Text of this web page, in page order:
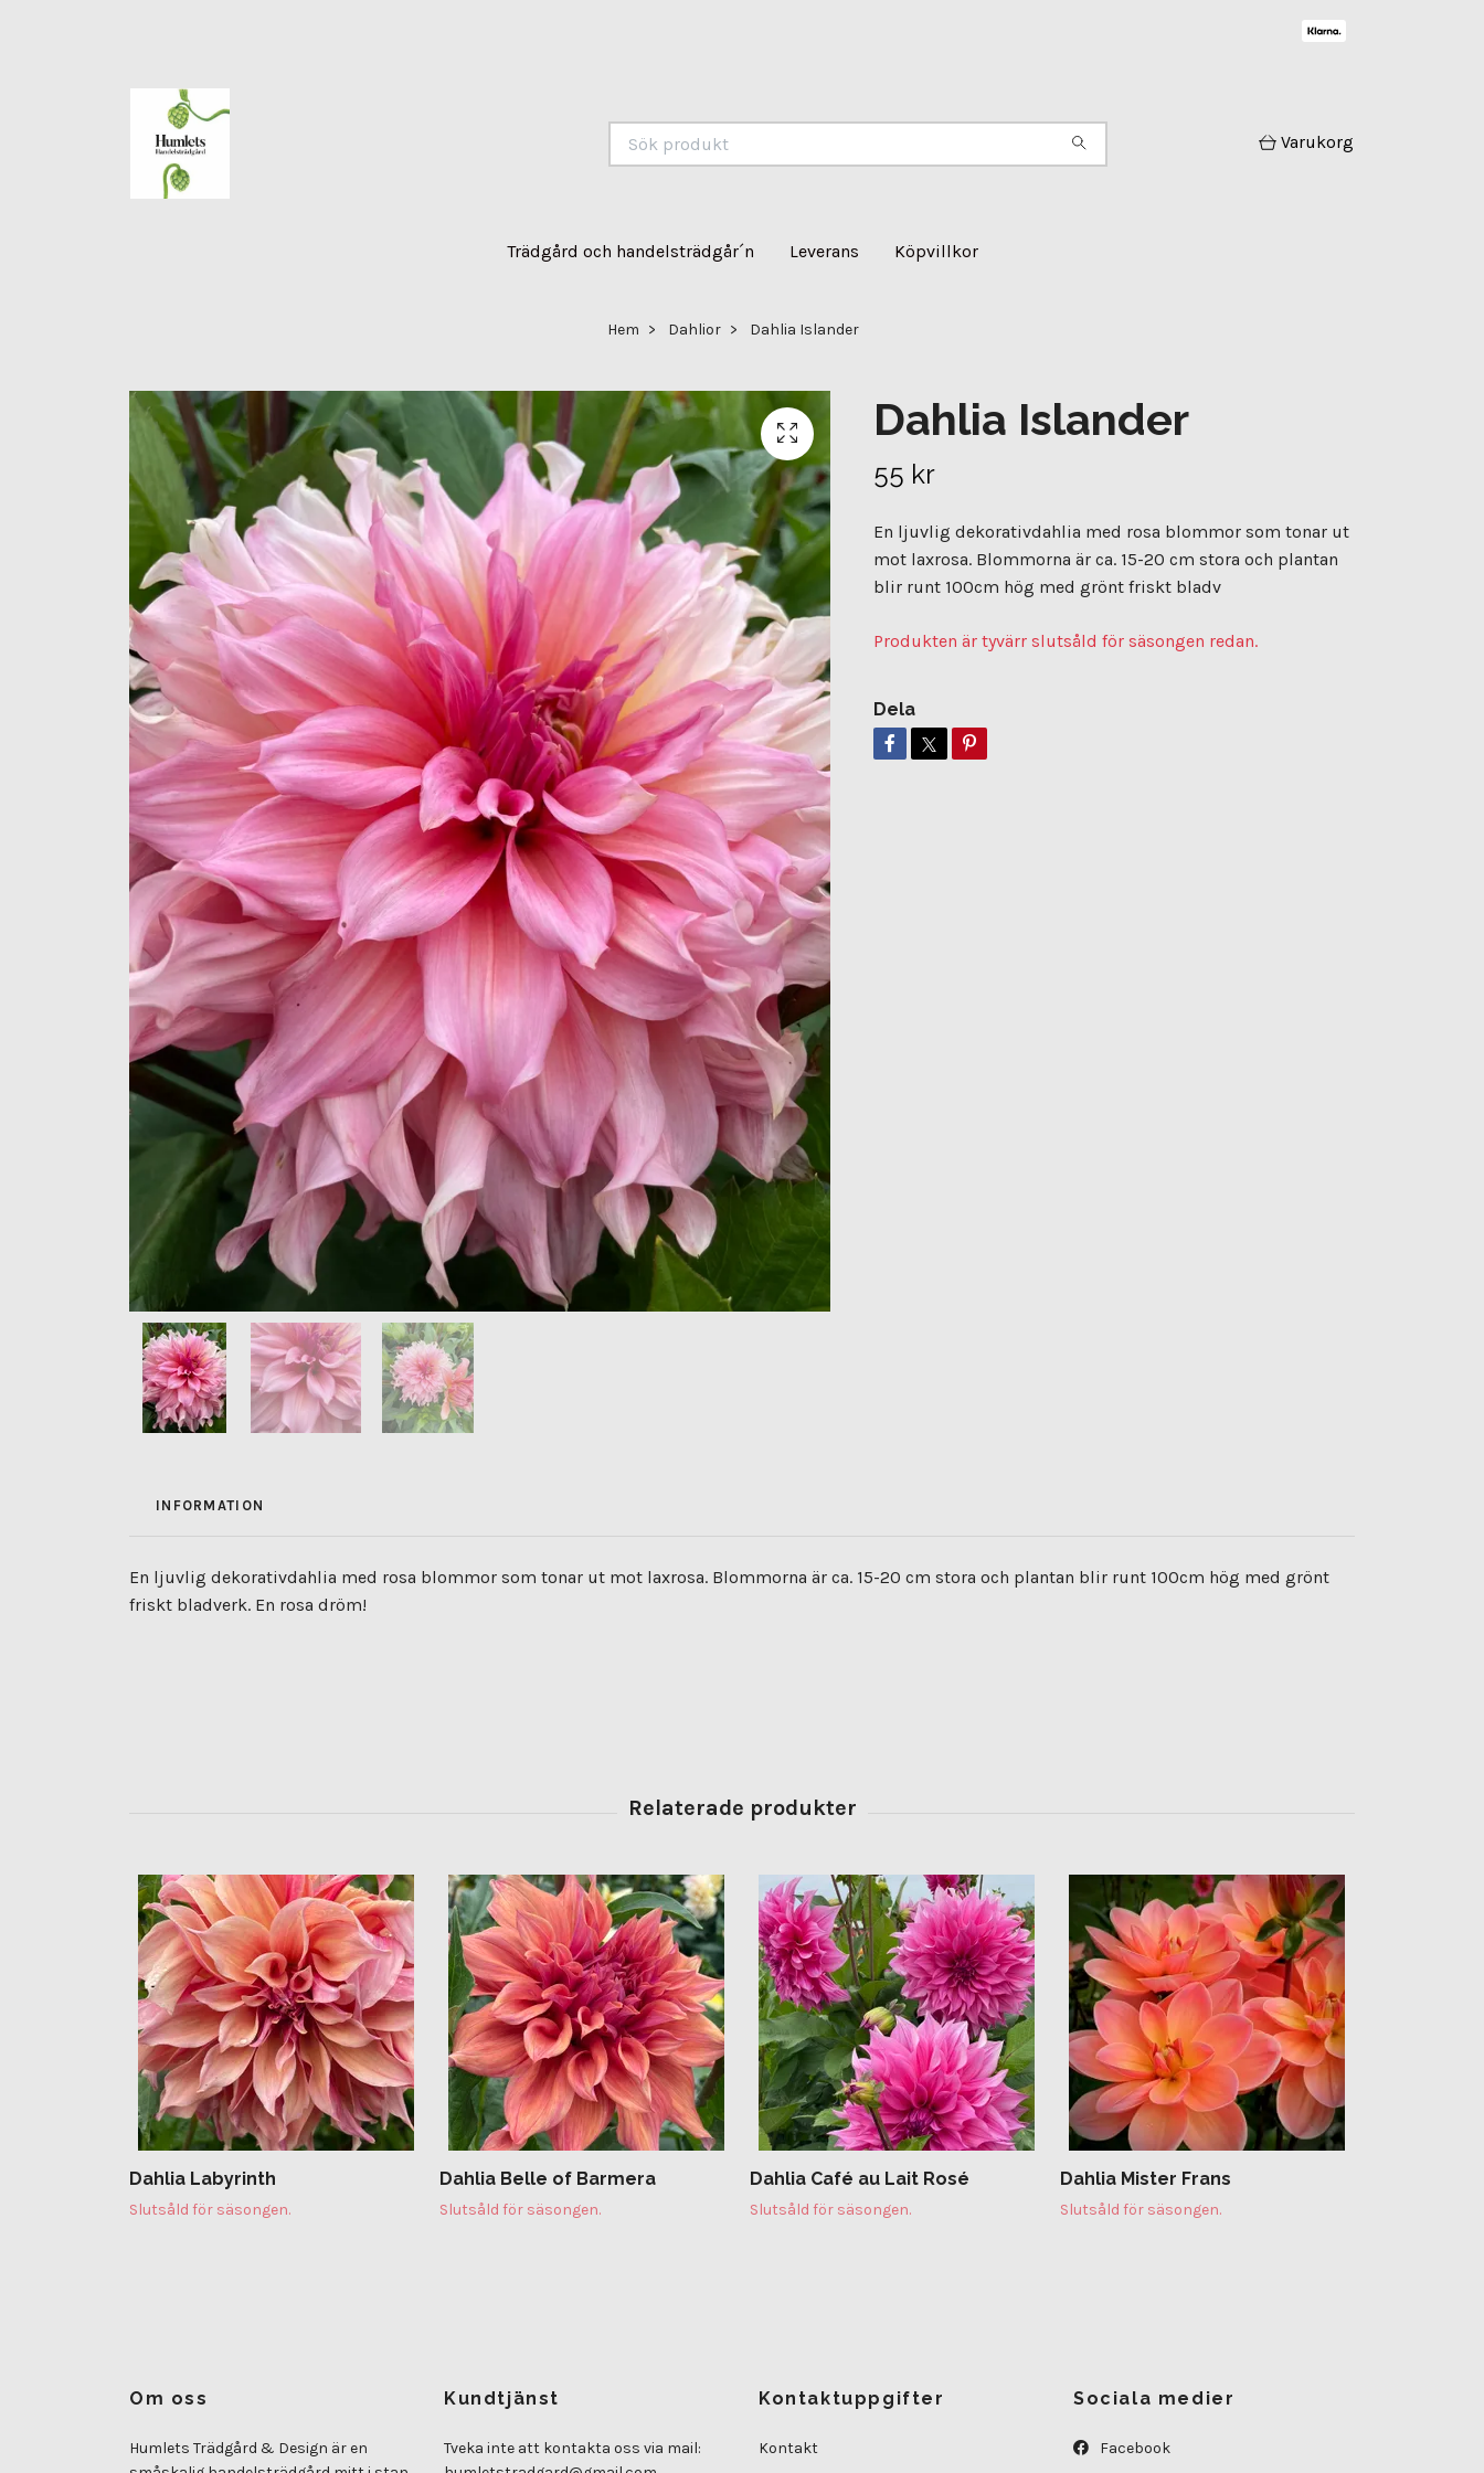
Varukorg
Trädgård och handelsträdgår´n Leverans Köpvillkor
Hem Dahlior Dahlia Islander
Dahlia Islander
55 kr
En ljuvlig dekorativdahlia med rosa blommor som tonar ut
mot laxrosa. Blommorna är ca. 15-20 cm stora och plantan
blir runt 100cm hög med grönt friskt bladv
Produkten är tyvärr slutsåld för säsongen redan.
Dela
INFORMATION
En ljuvlig dekorativdahlia med rosa blommor som tonar ut mot laxrosa. Blommorna är ca. 15-20 cm stora och plantan blir runt 100cm hög med grönt
friskt bladverk. En rosa dröm!
Dahlia Labyrinth
Slutsåld för säsongen.
Dahlia Belle of Barmera
Slutsåld för säsongen.
Dahlia Café au Lait Rosé
Slutsåld för säsongen.
Dahlia Mister Frans
Slutsåld för säsongen.
Om oss
Humlets Trädgård & Design är en
Kundtjänst
Tveka inte att kontakta oss via mail:
Kontaktuppgifter
Kontakt
Sociala medier
Facebook